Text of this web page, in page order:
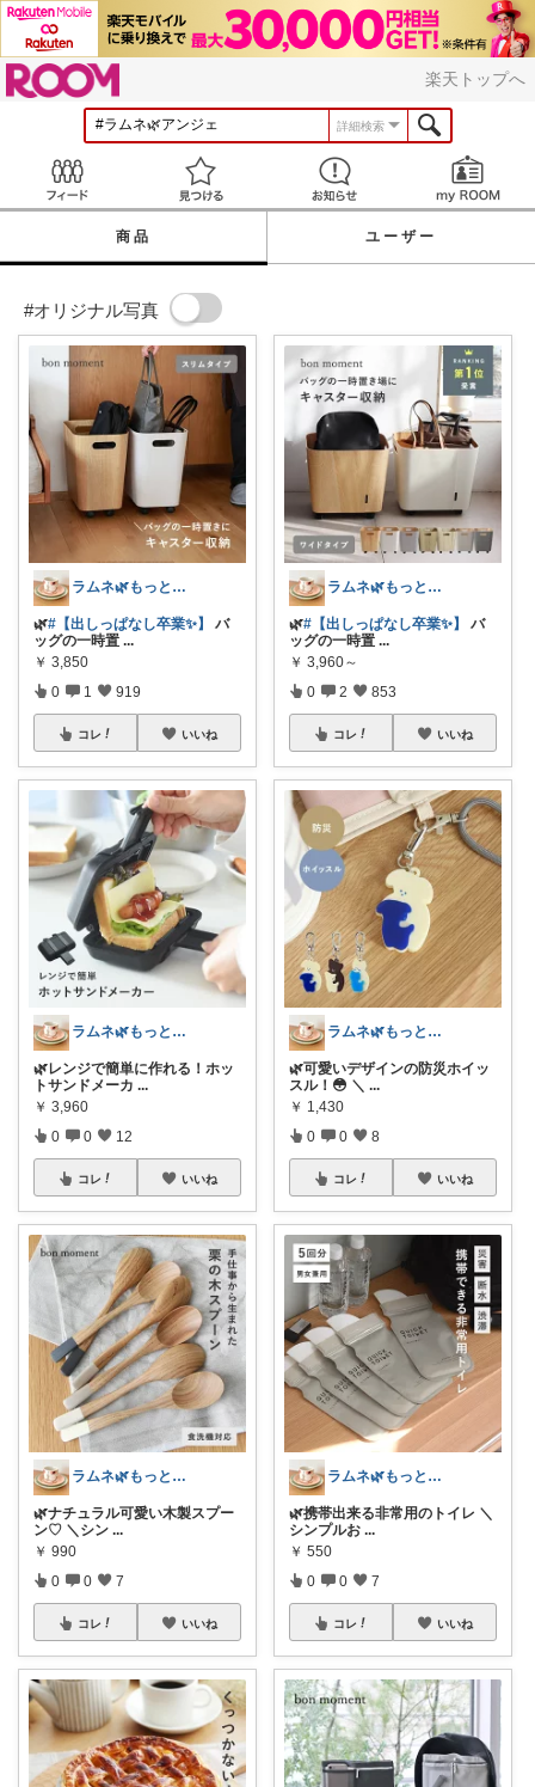
楽天トップへ
詳細検索
見つける お知らせ
商品 ユーザー
#オリジナル写真
ラムネ🌿もっと快適な暮らし 𖠿
🌿#【出しっぱなし卒業✨】
バ
ッグの一時置 ...
￥ 3,850
0 1 919
コレ いいね
ラムネ🌿もっと快適な暮らし 𖠿
🌿レンジで簡単に作れる！ホッ
トサンドメーカ ...
￥ 3,960
0 0 12
コレ いいね
ラムネ🌿もっと快適な暮らし 𖠿
🌿ナチュラル可愛い木製スプー
ン♡ ＼シン ...
￥ 990
0 0 7
コレ いいね
ラムネ🌿もっと快適な暮らし 𖠿
🌿#【出しっぱなし卒業✨】
バ
ッグの一時置 ...
￥ 3,960～
0 2 853
コレ いいね
ラムネ🌿もっと快適な暮らし 𖠿
🌿可愛いデザインの防災ホイッ
スル！😳 ＼ ...
￥ 1,430
0 0 8
コレ いいね
ラムネ🌿もっと快適な暮らし 𖠿
🌿携帯出来る非常用のトイレ ＼
シンプルお ...
￥ 550
0 0 7
コレ いいね